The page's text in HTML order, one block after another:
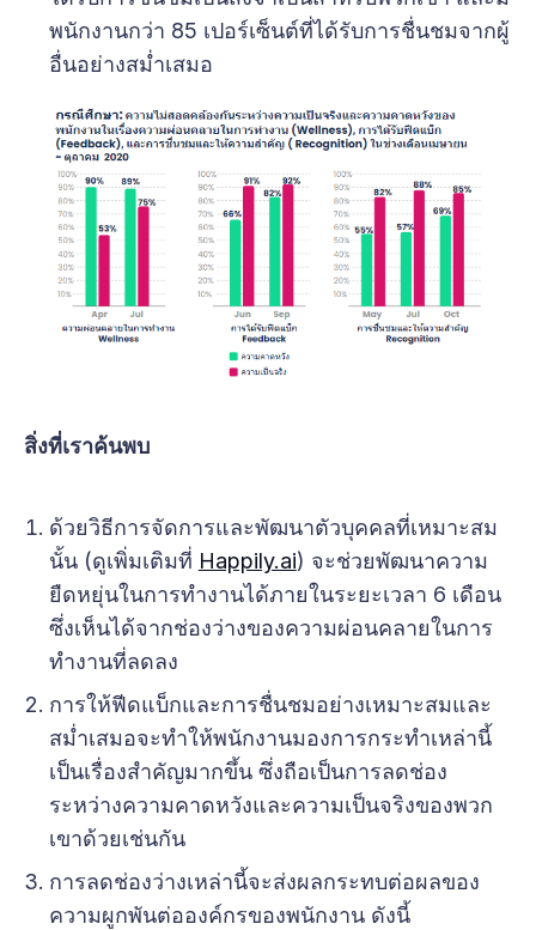
พนักงานกว่า 85 เปอร์เซ็นต์ที่ได้รับการชื่นชมจากผู้
อื่นอย่างสม่ำเสมอ
สิ่งที่เราค้นพบ
ด้วยวิธีการจัดการและพัฒนาตัวบุคคลที่เหมาะสม
นั้น (ดูเพิ่มเติมที่ Happily.ai) จะช่วยพัฒนาความ
ยืดหยุ่นในการทำงานได้ภายในระยะเวลา 6 เดือน
ซึ่งเห็นได้จากช่องว่างของความผ่อนคลายในการ
ทำงานที่ลดลง
การให้ฟีดแบ็กและการชื่นชมอย่างเหมาะสมและ
สม่ำเสมอจะทำให้พนักงานมองการกระทำเหล่านี้
เป็นเรื่องสำคัญมากขึ้น ซึ่งถือเป็นการลดช่อง
ระหว่างความคาดหวังและความเป็นจริงของพวก
เขาด้วยเช่นกัน
การลดช่องว่างเหล่านี้จะส่งผลกระทบต่อผลของ
ความผูกพันต่อองค์กรของพนักงาน ดังนี้